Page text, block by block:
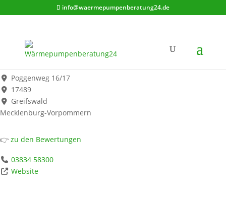
info@waermepumpenberatung24.de
Bodden Heizung - Wärmepumpen Fachbetrieb
Werbung*
Poggenweg 16/17
17489
Greifswald
Mecklenburg-Vorpommern
👉 zu den Bewertungen
03834 58300
Website